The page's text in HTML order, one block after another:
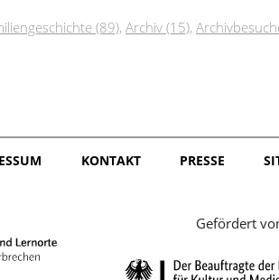
(89), Archiv (15),
KONTAKT PRESSE
Gefördert